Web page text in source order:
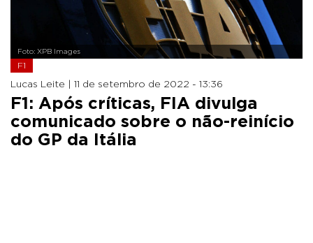
Foto: XPB Images
F1
Lucas Leite | 11 de setembro de 2022 - 13:36
F1: Após críticas, FIA divulga
comunicado sobre o não-reinício
do GP da Itália